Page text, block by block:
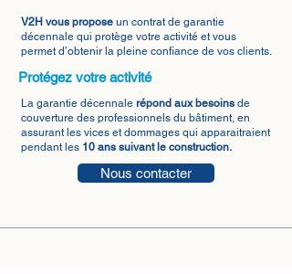
V2H vous propose un contrat de garantie
décennale qui protège votre activité et vous
permet d’obtenir la pleine confiance de vos clients.
Protégez votre activité
La garantie décennale répond aux besoins de
couverture des professionnels du bâtiment, en
assurant les vices et dommages qui apparaitraient
pendant les 10 ans suivant le construction.
Nous contacter